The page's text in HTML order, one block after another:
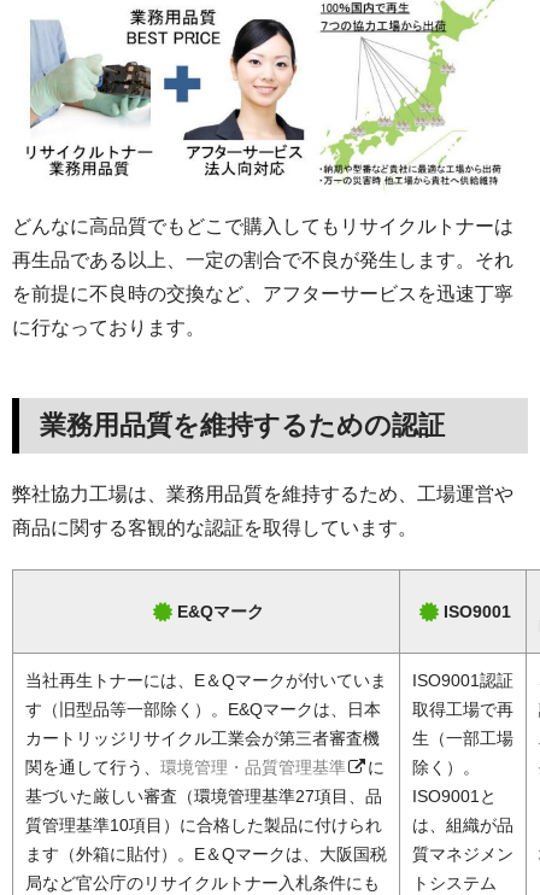
どんなに高品質でもどこで購入してもリサイクルトナーは
再生品である以上、一定の割合で不良が発生します。それ
を前提に不良時の交換など、アフターサービスを迅速丁寧
に行なっております。
業務用品質を維持するための認証
弊社協力工場は、業務用品質を維持するため、工場運営や
商品に関する客観的な認証を取得しています。
E&Qマーク ISO9001
当社再生トナーには、E＆Qマークが付いていま
す（旧型品等一部除く）。E&Qマークは、日本
カートリッジリサイクル工業会が第三者審査機
関を通して行う、 環境管理・品質管理基準
に
基づいた厳しい審査（環境管理基準27項目、品
質管理基準10項目）に合格した製品に付けられ
ます（外箱に貼付）。E＆Qマークは、大阪国税
局など官公庁のリサイクルトナー入札条件にも
ISO9001認証
取得工場で再
生（一部工場
除く）。
ISO9001と
は、組織が品
質マネジメン
トシステム